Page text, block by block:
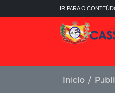
IR PARA O
Início